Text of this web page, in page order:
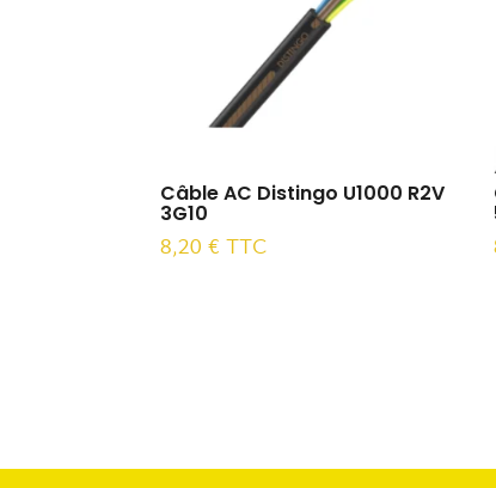
Câble AC Distingo U1000 R2V
3G10
8,20€TTC